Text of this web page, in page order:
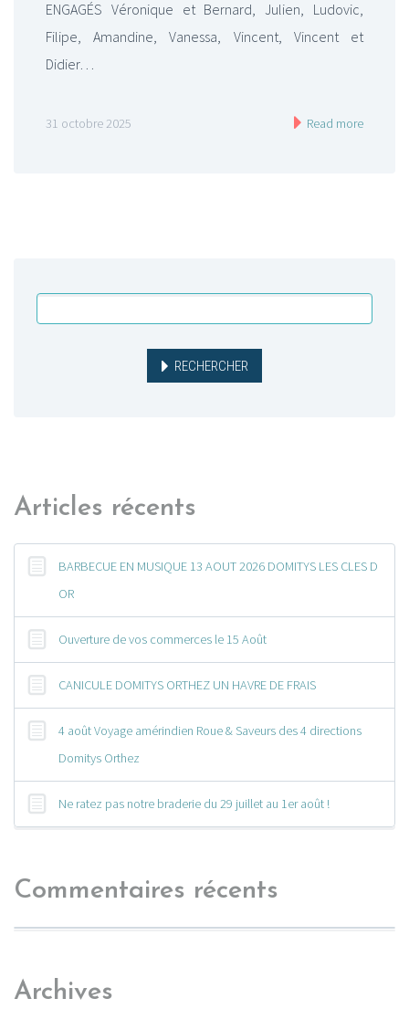
ENGAGÉS Véronique et Bernard, Julien, Ludovic,
Filipe, Amandine, Vanessa, Vincent, Vincent et
Didier…
31 octobre 2025 Read more
RECHERCHER
Articles récents
BARBECUE EN MUSIQUE 13 AOUT 2026 DOMITYS LES CLES D
OR
Ouverture de vos commerces le 15 Août
CANICULE DOMITYS ORTHEZ UN HAVRE DE FRAIS
4 août Voyage amérindien Roue & Saveurs des 4 directions
Domitys Orthez
Ne ratez pas notre braderie du 29 juillet au 1er août !
Commentaires récents
Archives